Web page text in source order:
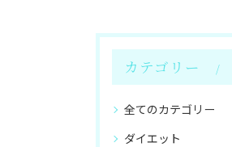
カテゴリー
全てのカテゴリー
ダイエット